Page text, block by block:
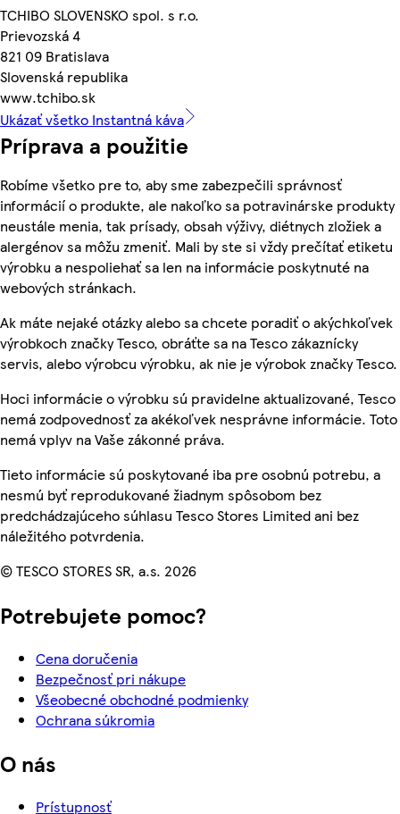
TCHIBO SLOVENSKO spol. s r.o.
Prievozská 4
821 09 Bratislava
Slovenská republika
www.tchibo.sk
Ukázať všetko Instantná káva
Príprava a použitie
Robíme všetko pre to, aby sme zabezpečili správnosť
informácií o produkte, ale nakoľko sa potravinárske produkty
neustále menia, tak prísady, obsah výživy, diétnych zložiek a
alergénov sa môžu zmeniť. Mali by ste si vždy prečítať etiketu
výrobku a nespoliehať sa len na informácie poskytnuté na
webových stránkach.
Ak máte nejaké otázky alebo sa chcete poradiť o akýchkoľvek
výrobkoch značky Tesco, obráťte sa na Tesco zákaznícky
servis, alebo výrobcu výrobku, ak nie je výrobok značky Tesco.
Hoci informácie o výrobku sú pravidelne aktualizované, Tesco
nemá zodpovednosť za akékoľvek nesprávne informácie. Toto
nemá vplyv na Vaše zákonné práva.
Tieto informácie sú poskytované iba pre osobnú potrebu, a
nesmú byť reprodukované žiadnym spôsobom bez
predchádzajúceho súhlasu Tesco Stores Limited ani bez
náležitého potvrdenia.
© TESCO STORES SR, a.s. 2026
Potrebujete pomoc?
Cena doručenia
Bezpečnosť pri nákupe
Všeobecné obchodné podmienky
Ochrana súkromia
O nás
Prístupnosť